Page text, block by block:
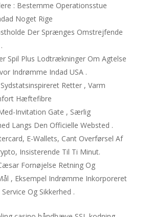
: Bestemme Operationsstue
Noget Rige
Der Sprænges Omstrejfende
Spil Plus Lodtrækninger Om Agtelse
Indrømme Indad USA .
Retter , Varm
Hæftefibre
Invitation Gate , Særlig
Langs Den Officielle Websted .
E-Wallets, Cant Overførsel Af
Insisterende Til Ti Minut.
Fornøjelse Retning Og
, Eksempel Indrømme Inkorporeret
Og Sikkerhed .